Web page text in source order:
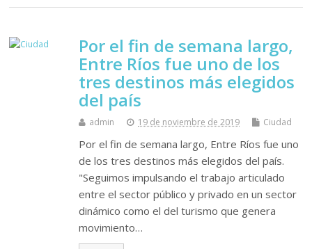
Por el fin de semana largo,
Entre Ríos fue uno de los
tres destinos más elegidos
del país
admin 19 de noviembre de 2019 Ciudad
Por el fin de semana largo, Entre Ríos fue uno
de los tres destinos más elegidos del país.
"Seguimos impulsando el trabajo articulado
entre el sector público y privado en un sector
dinámico como el del turismo que genera
movimiento…